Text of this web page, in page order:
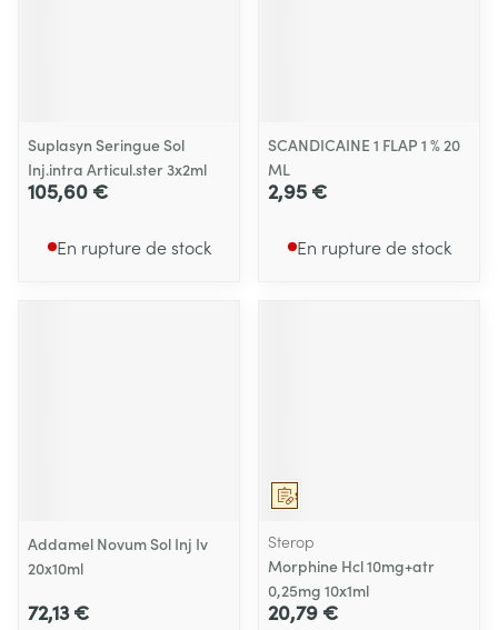
Suplasyn Seringue Sol
Inj.intra Articul.ster 3x2ml
105,60 €
En rupture de stock
SCANDICAINE 1 FLAP 1 % 20
ML
2,95 €
En rupture de stock
Addamel Novum Sol Inj Iv
20x10ml
72,13 €
Sur prescription
Sterop
Morphine Hcl 10mg+atr
0,25mg 10x1ml
20,79 €